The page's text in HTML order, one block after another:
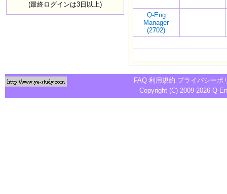
(最終ログインは3日以上)
Q-Eng
Manager
(2702)
FAQ 利用規約 プライバシーポ
Copyright (C) 2009-2026 Q-